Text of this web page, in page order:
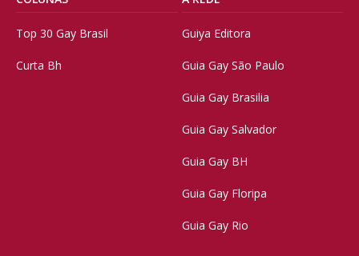
Top 30 Gay Brasil
Curta Bh
Guiya Editora
Guia Gay São Paulo
Guia Gay Brasilia
Guia Gay Salvador
Guia Gay BH
Guia Gay Floripa
Guia Gay Rio